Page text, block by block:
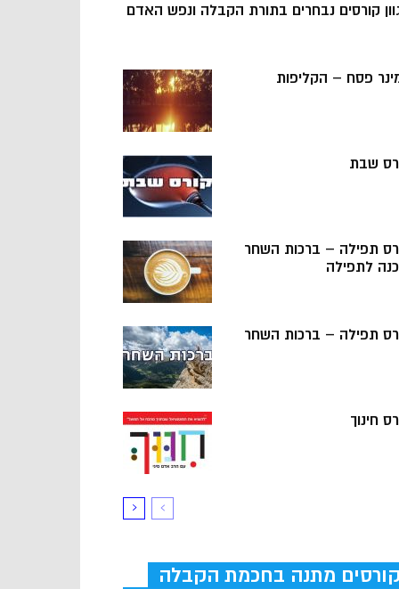
קורסים נבחרים בתורת הקבלה ונפש האדם
פסח – הקליפות
שבת
תפילה – ברכות השחר
לתפילה
תפילה – ברכות השחר
חינוך
קורסים מתנה בחכמת הקבלה